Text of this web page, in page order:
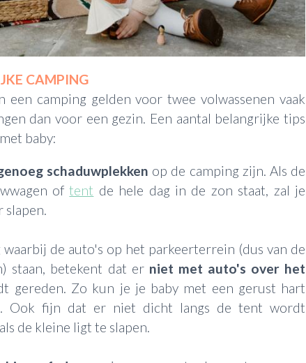
CAMPING
een camping gelden voor twee volwassenen vaak
dan voor een gezin. Een aantal belangrijke tips
baby:
schaduwplekken op de camping zijn. Als de
oftent de hele dag in de zon staat, zal je
slapen.
waarbij de auto's op het parkeerterrein (dus van de
staan, betekent dat er niet met auto's over het
gereden. Zo kun je je baby met een gerust hart
Ook fijn dat er niet dicht langs de tent wordt
de kleine ligt te slapen.